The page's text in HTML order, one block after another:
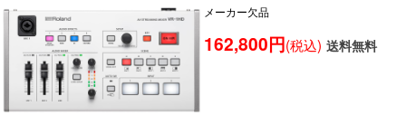
メーカー欠品
162,800円(税込) 送料無料